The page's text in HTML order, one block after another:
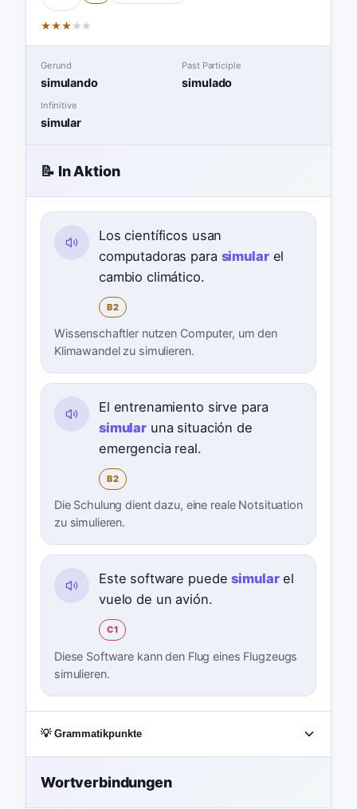
★★★ ★ ★
Gerund
simulando
Past Participle
simulado
Infinitive
simular
📝 In Aktion
Los científicos usan
computadoras para simularel
cambio climático.
B2
Wissenschaftler nutzen Computer, um den
Klimawandel zu simulieren.
El entrenamiento sirve para
simular una situación de
emergencia real.
B2
Die Schulung dient dazu, eine reale Notsituation
zu simulieren.
Este software puedesimularel
vuelo de un avión.
C1
Diese Software kann den Flug eines Flugzeugs
simulieren.
💡 Grammatikpunkte
Wortverbindungen